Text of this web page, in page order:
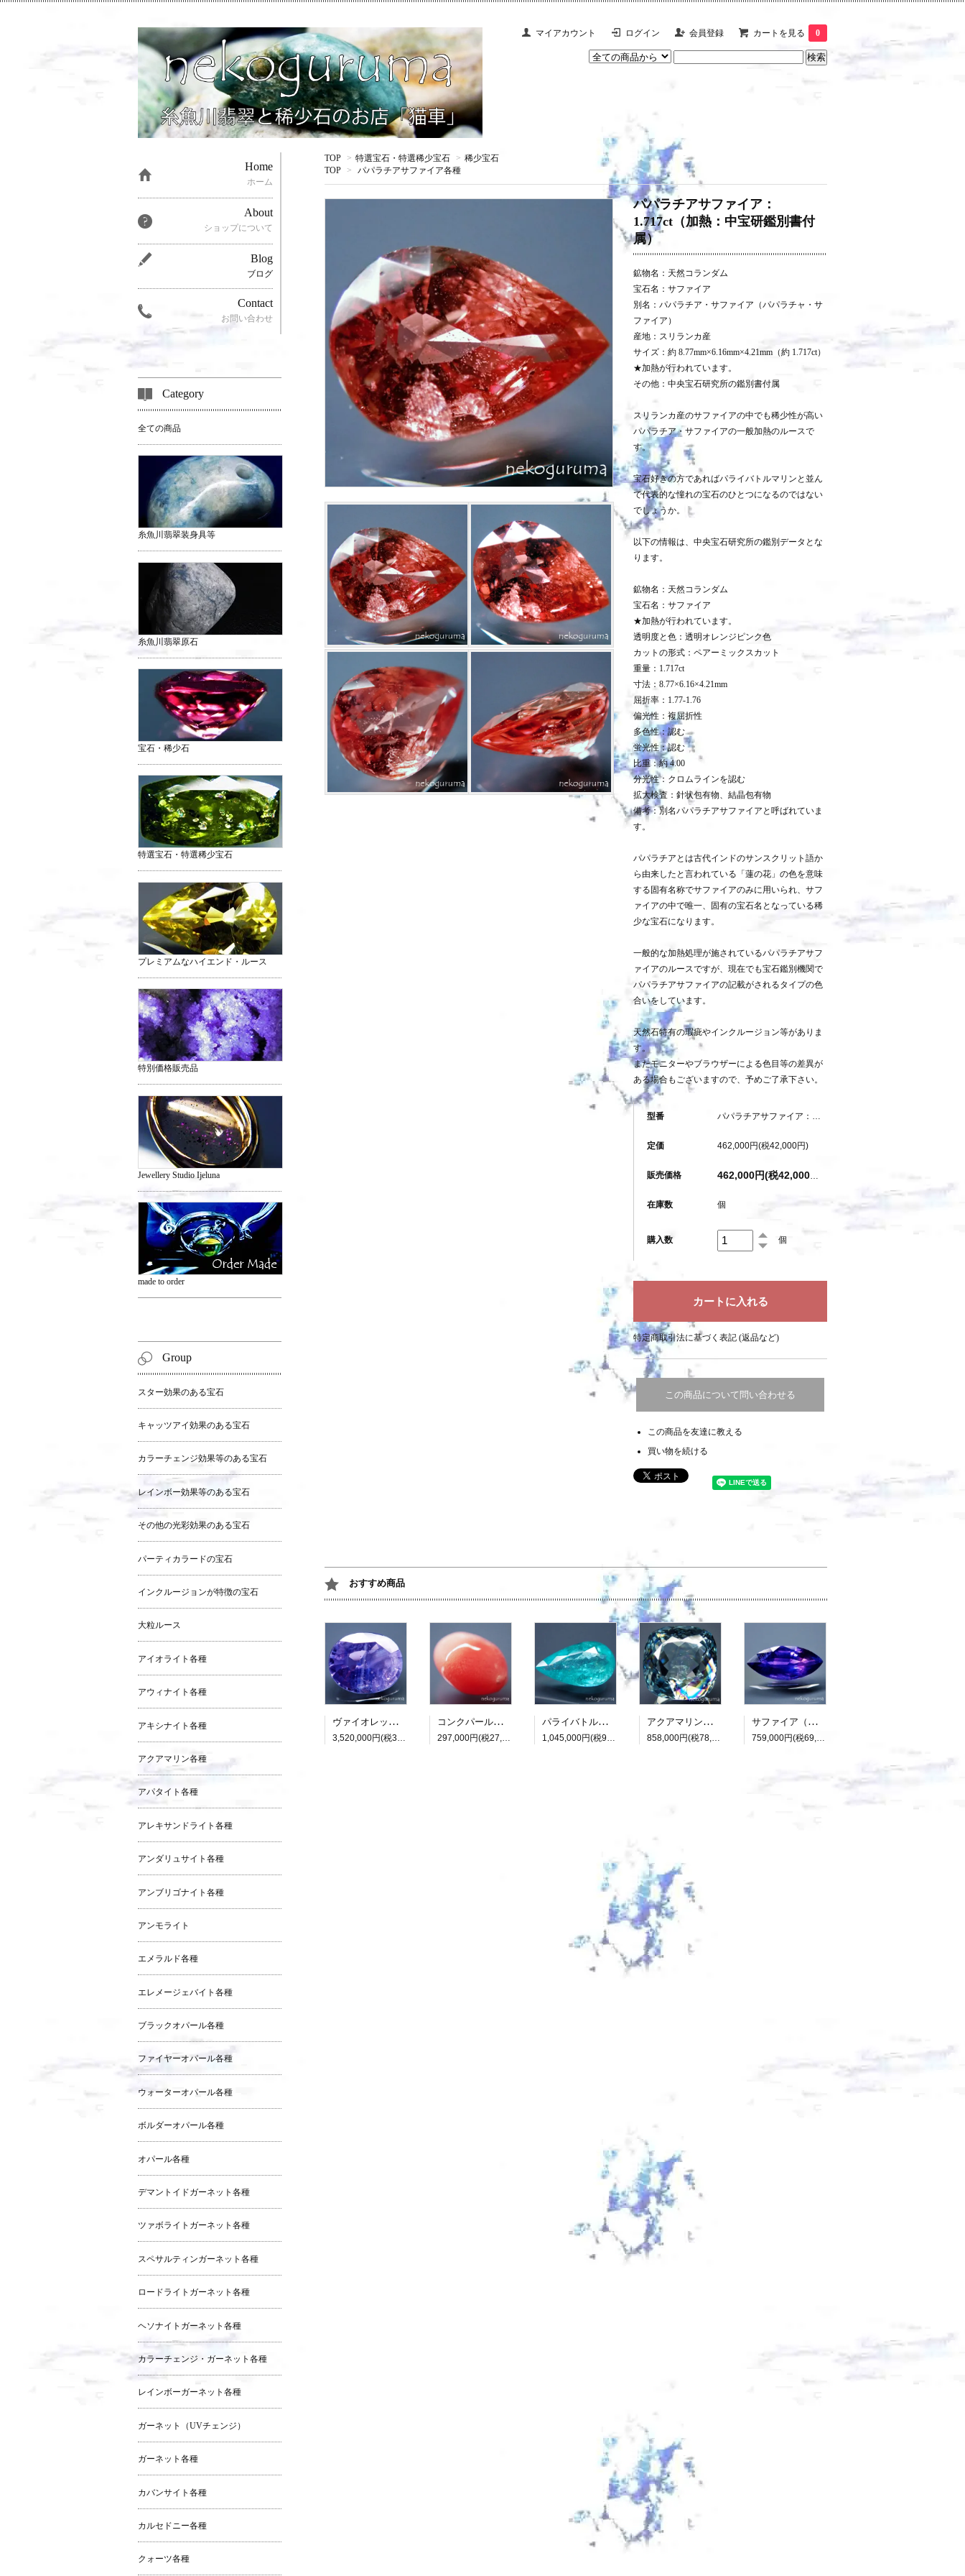
マイアカウント ログイン 会員登録 カートを見る 0
TOP > 特選宝石・特選稀少宝石 > 稀少宝石
TOP
> パパラチアサファイア各種
パパラチアサファイア：
1.717ct（加熱：中宝研鑑別書付
属）
鉱物名：天然コランダム
宝石名：サファイア
別名：パパラチア・サファイア（パパラチャ・サ
ファイア）
産地：スリランカ産
サイズ：約 8.77mm×6.16mm×4.21mm（約 1.717ct）
★加熱が行われています。
その他：中央宝石研究所の鑑別書付属
スリランカ産のサファイアの中でも稀少性が高い
パパラチア・サファイアの一般加熱のルースで
す。
宝石好きの方であればパライバトルマリンと並ん
で代表的な憧れの宝石のひとつになるのではない
でしょうか。
以下の情報は、中央宝石研究所の鑑別データとな
ります。
鉱物名：天然コランダム
宝石名：サファイア
★加熱が行われています。
透明度と色：透明オレンジピンク色
カットの形式：ペアーミックスカット
重量：1.717ct
寸法：8.77×6.16×4.21mm
屈折率：1.77-1.76
偏光性：複屈折性
多色性：認む
蛍光性：認む
比重：約 4.00
分光性：クロムラインを認む
拡大検査：針状包有物、結晶包有物
備考：別名パパラチアサファイアと呼ばれていま
す。
パパラチアとは古代インドのサンスクリット語か
ら由来したと言われている「蓮の花」の色を意味
する固有名称でサファイアのみに用いられ、サフ
ァイアの中で唯一、固有の宝石名となっている稀
少な宝石になります。
一般的な加熱処理が施されているパパラチアサフ
ァイアのルースですが、現在でも宝石鑑別機関で
パパラチアサファイアの記載がされるタイプの色
合いをしています。
天然石特有の瑕疵やインクルージョン等がありま
す。
またモニターやブラウザーによる色目等の差異が
ある場合もございますので、予めご了承下さい。
型番 パパラチアサファイア：1.717ct（加熱：中宝研鑑別書付属）
定価 462,000円(税42,000円)
販売価格
在庫数 個
購入数 個
特定商取引法に基づく表記 (返品など)
この商品について問い合わせる
この商品を友達に教える
買い物を続ける
おすすめ商品
ヴァイオレットサファイア：7.418ct（非加熱：中宝研鑑別書付属）
3,520,000円(税320,000円)
コンクパール：0.990ct（中央宝石研究所鑑別書付属）
297,000円(税27,000円)
パライバトルマリン：3.482ct（中央宝石研究所鑑別書付属）
1,045,000円(税95,000円)
アクアマリン（光彩効果）：15.893ct（中央宝石研究所鑑別書付属）
858,000円(税78,000円)
サファイア（パーティカラード）：2.136ct（非加熱：中宝研鑑別書付属）
759,000円(税69,000円)
Home
ホーム
About
ショップについて
Blog
ブログ
Contact
お問い合わせ
Category
全ての商品
糸魚川翡翠装身具等
糸魚川翡翠原石
宝石・稀少石
特選宝石・特選稀少宝石
プレミアムなハイエンド・ルース
特別価格販売品
Jewellery Studio Ijeluna
made to order
Group
スター効果のある宝石
キャッツアイ効果のある宝石
カラーチェンジ効果等のある宝石
レインボー効果等のある宝石
その他の光彩効果のある宝石
パーティカラードの宝石
インクルージョンが特徴の宝石
大粒ルース
アイオライト各種
アウィナイト各種
アキシナイト各種
アクアマリン各種
アパタイト各種
アレキサンドライト各種
アンダリュサイト各種
アンブリゴナイト各種
アンモライト
エメラルド各種
エレメージェバイト各種
ブラックオパール各種
ファイヤーオパール各種
ウォーターオパール各種
ボルダーオパール各種
オパール各種
デマントイドガーネット各種
ツァボライトガーネット各種
スペサルティンガーネット各種
ロードライトガーネット各種
ヘソナイトガーネット各種
カラーチェンジ・ガーネット各種
レインボーガーネット各種
ガーネット（UVチェンジ）
ガーネット各種
カバンサイト各種
カルセドニー各種
クォーツ各種